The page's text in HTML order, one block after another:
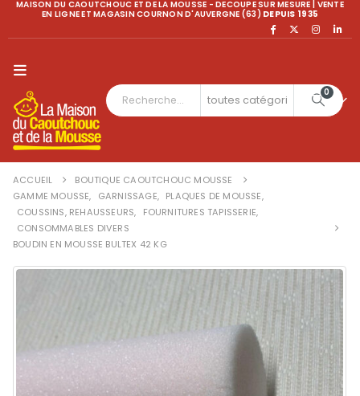
MAISON DU CAOUTCHOUC ET DE LA MOUSSE - DECOUPE SUR MESURE | VENTE
EN LIGNE ET MAGASIN COURNON D'AUVERGNE (63) DEPUIS 1935
0
ACCUEIL
BOUTIQUE CAOUTCHOUC MOUSSE
GAMME MOUSSE, GARNISSAGE, PLAQUES DE MOUSSE,
COUSSINS, REHAUSSEURS, FOURNITURES TAPISSERIE,
CONSOMMABLES DIVERS
BOUDIN EN MOUSSE BULTEX 42 KG